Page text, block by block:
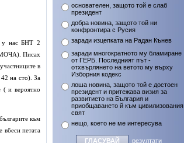
у нас БНТ 2
(МОЧА). Писах
в
42 на сто). За
( и вероятно
към
вбеси петата
основателен, защото той е слаб
президент
добра новина, защото той ни
конфронтира с Русия
заради изцепката на Радан Кънев
заради многократното му бламиране
от ГЕРБ. Последният път -
отхвърлянето на ветото му върху
Изборния кодекс
лоша новина, защото той е достоен
президент и притежава визия за
развитието на България и
приобщаването й към цивилизования
свят
нещо, което не ме интересува
резултати